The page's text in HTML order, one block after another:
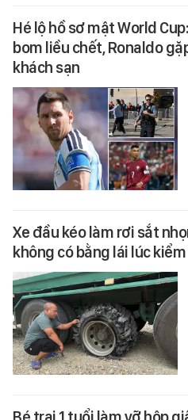
Hé lộ hồ sơ mật World
bom liều chết, Ronaldo
khách sạn
Xe đầu kéo làm rơi sắt
không có bằng lái lúc